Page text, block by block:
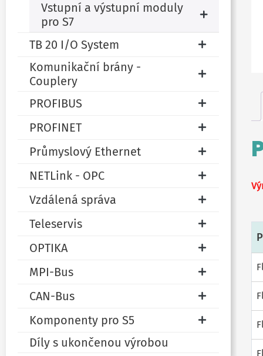
Vstupní a výstupní moduly
pro S7
TB 20 I/O System
Komunikační brány -
Couplery
PROFIBUS
PROFINET
Průmyslový Ethernet
NETLink - OPC
Vzdálená správa
Teleservis
OPTIKA
MPI-Bus
CAN-Bus
Komponenty pro S5
Díly s ukončenou výrobou